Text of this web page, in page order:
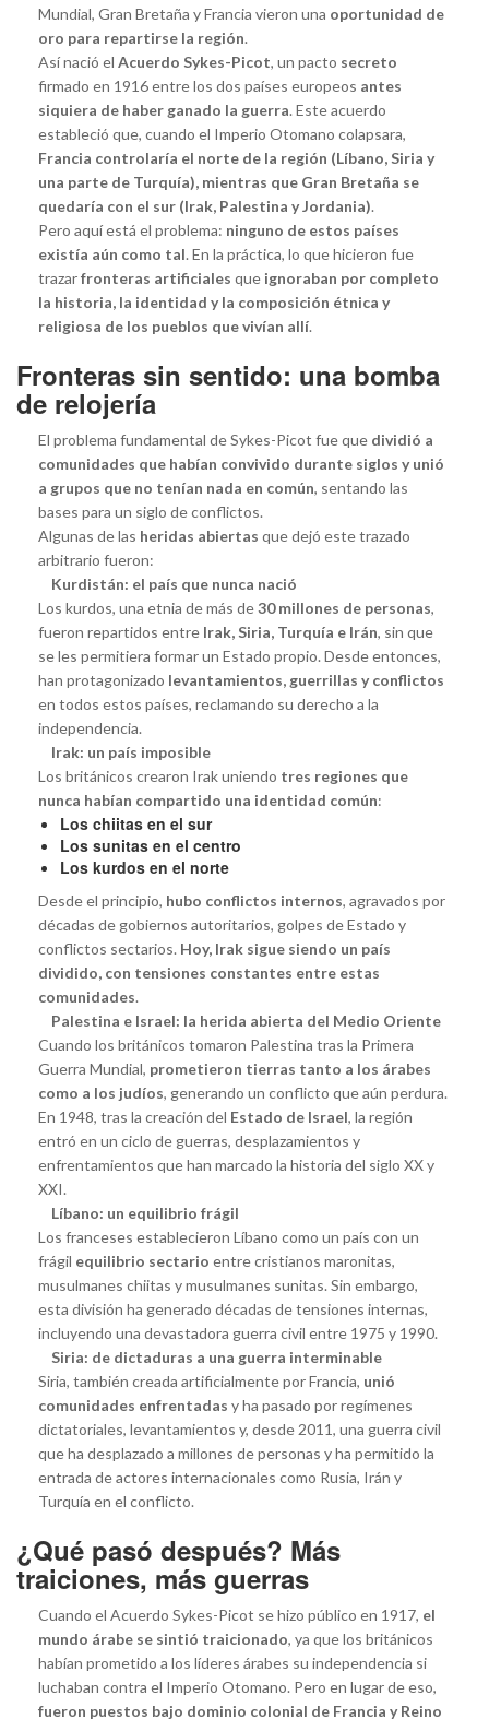
Mundial, Gran Bretaña y Francia vieron una oportunidad de
oro para repartirse la región.
Así nació el Acuerdo Sykes-Picot, un pacto secreto
firmado en 1916 entre los dos países europeos antes
siquiera de haber ganado la guerra. Este acuerdo
estableció que, cuando el Imperio Otomano colapsara,
Francia controlaría el norte de la región (Líbano, Siria y
una parte de Turquía), mientras que Gran Bretaña se
quedaría con el sur (Irak, Palestina y Jordania).
Pero aquí está el problema: ninguno de estos países
existía aún como tal. En la práctica, lo que hicieron fue
trazarfronteras artificiales que ignoraban por completo
la historia, la identidad y la composición étnica y
religiosa de los pueblos que vivían allí.
Fronteras sin sentido: una bomba
de relojería
El problema fundamental de Sykes-Picot fue que dividió a
comunidades que habían convivido durante siglos y unió
a grupos que no tenían nada en común, sentando las
bases para un siglo de conflictos.
Algunas de las heridas abiertas que dejó este trazado
arbitrario fueron:
Kurdistán: el país que nunca nació
Los kurdos, una etnia de más de30 millones de personas,
fueron repartidos entre Irak, Siria, Turquía e Irán, sin que
se les permitiera formar un Estado propio. Desde entonces,
han protagonizado levantamientos, guerrillas y conflictos
en todos estos países, reclamando su derecho a la
independencia.
Irak: un país imposible
Los británicos crearon Irak uniendo tres regiones que
nunca habían compartido una identidad común:
Los chiitas en el sur
Los sunitas en el centro
Los kurdos en el norte
Desde el principio, hubo conflictos internos, agravados por
décadas de gobiernos autoritarios, golpes de Estado y
conflictos sectarios. Hoy, Irak sigue siendo un país
dividido, con tensiones constantes entre estas
comunidades.
Palestina e Israel: la herida abierta del Medio Oriente
Cuando los británicos tomaron Palestina tras la Primera
Guerra Mundial, prometieron tierras tanto a los árabes
como a los judíos, generando un conflicto que aún perdura.
En 1948, tras la creación del Estado de Israel, la región
entró en un ciclo de guerras, desplazamientos y
enfrentamientos que han marcado la historia del siglo XX y
XXI.
Líbano: un equilibrio frágil
Los franceses establecieron Líbano como un país con un
frágil equilibrio sectario entre cristianos maronitas,
musulmanes chiitas y musulmanes sunitas. Sin embargo,
esta división ha generado décadas de tensiones internas,
incluyendo una devastadora guerra civil entre 1975 y 1990.
Siria: de dictaduras a una guerra interminable
Siria, también creada artificialmente por Francia, unió
comunidades enfrentadas y ha pasado por regímenes
dictatoriales, levantamientos y, desde 2011, una guerra civil
que ha desplazado a millones de personas y ha permitido la
entrada de actores internacionales como Rusia, Irán y
Turquía en el conflicto.
¿Qué pasó después? Más
traiciones, más guerras
Cuando el Acuerdo Sykes-Picot se hizo público en 1917, el
mundo árabe se sintió traicionado, ya que los británicos
habían prometido a los líderes árabes su independencia si
luchaban contra el Imperio Otomano. Pero en lugar de eso,
fueron puestos bajo dominio colonial de Francia y Reino